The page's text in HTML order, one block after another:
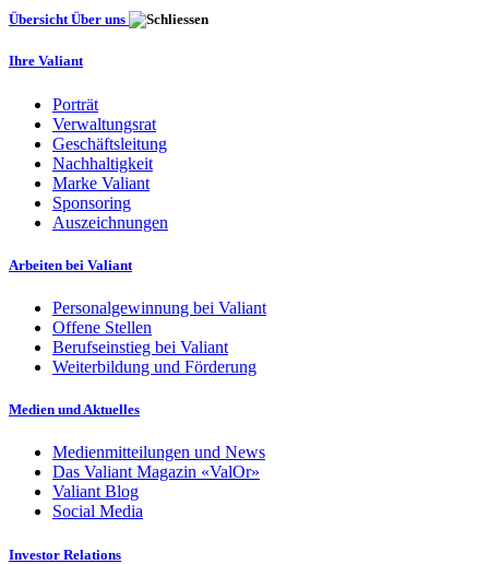
Übersicht Über uns
Ihre Valiant
Porträt
Verwaltungsrat
Geschäftsleitung
Nachhaltigkeit
Marke Valiant
Sponsoring
Auszeichnungen
Arbeiten bei Valiant
Personalgewinnung bei Valiant
Offene Stellen
Berufseinstieg bei Valiant
Weiterbildung und Förderung
Medien und Aktuelles
Medienmitteilungen und News
Das Valiant Magazin «ValOr»
Valiant Blog
Social Media
Investor Relations